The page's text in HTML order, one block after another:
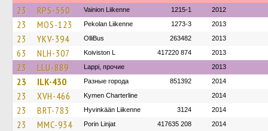
23 RPS-550 Vainion Liikenne 1215-1 2012
23 MOS-123 Pekolan Liikenne 1273-3 2013
23 YKV-394 OlliBus 263482 2013
63 NLH-307 Koiviston L 417220 874 2013
23 LLU-889 Lappi, прочие 2013
23 ILK-430 Разные города 851392 2014
23 XVH-466 Kymen Charterline 2014
23 BRT-783 Hyvinkään Liikenne 3124 2014
23 MMC-934 Porin Linjat 417635 208 2014